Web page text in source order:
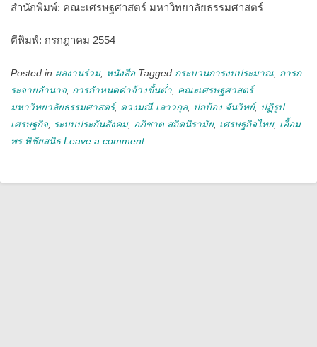
สำนักพิมพ์: คณะเศรษฐศาสตร์ มหาวิทยาลัยธรรมศาสตร์
ตีพิมพ์: กรกฎาคม 2554
Posted in ผลงานร่วม, หนังสือ Tagged กระบวนการงบประมาณ การก
ระจายอำนาจ การกำหนดค่าจ้างขั้นต่ำ คณะเศรษฐศาสตร์
มหาวิทยาลัยธรรมศาสตร์, ดวงมณี เลาวกุล, ปกป้อง จันวิทย์, ปฏิรูป
เศรษฐกิจ
ระบบประกันสังคม, อภิชาต สถิตนิรามัย, เศรษฐกิจไทย, เอื้อม
พร พิชัยสนิธ Leave a comment